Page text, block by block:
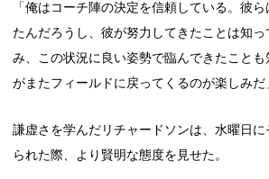
「俺はコーチ陣の決定を信頼している。彼
たんだろうし、彼が努力してきたことは知
み、この状況に良い姿勢で臨んできたこと
がまたフィールドに戻ってくるのが楽しみだ
謙虚さを学んだリチャードソンは、水曜日
られた際、より賢明な態度を見せた。